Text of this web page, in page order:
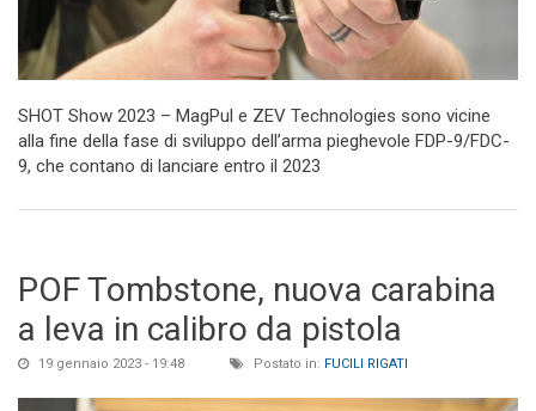
SHOT Show 2023 – MagPul e ZEV Technologies sono vicine
alla fine della fase di sviluppo dell’arma pieghevole FDP-9/FDC-
9, che contano di lanciare entro il 2023
POF Tombstone, nuova carabina
a leva in calibro da pistola
19 gennaio 2023 - 19:48 Postato in: FUCILI RIGATI